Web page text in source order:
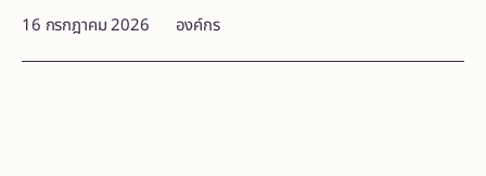
16 กรกฎาคม 2026 องค์กร